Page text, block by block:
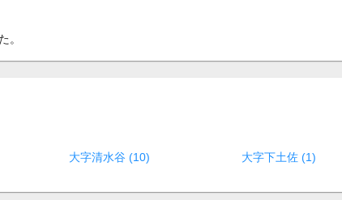
。
大字清水谷 (10) 大字下土佐 (1)